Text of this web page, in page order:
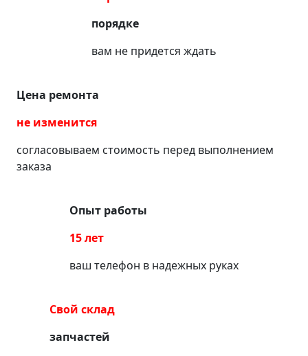
порядке
вам не придется ждать
Цена ремонта
не изменится
согласовываем стоимость перед выполнением
заказа
Опыт работы
15 лет
ваш телефон в надежных руках
Свой склад
запчастей